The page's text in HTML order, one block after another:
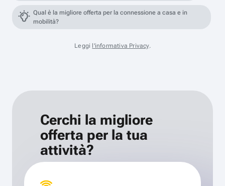
Qual è la migliore offerta per la connessione a casa e in
mobilità?
Leggi l'informativa Privacy.
Cerchi la migliore
offerta per la tua
attività?